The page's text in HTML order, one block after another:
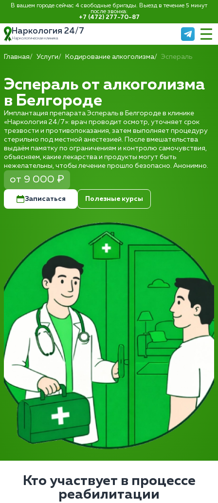
В вашем городе сейчас 4 свободные бригады. Выезд в течение 5 минут
после звонка:
+7 (472) 277-70-87
Наркология 24/7
Наркологическая клиника
Главная Услуги Кодирование алкоголизма Эспераль
Эспераль от алкоголизма
в Белгороде
Имплантация препарата Эспераль в Белгороде в клинике
«Наркология 24/7»: врач проводит осмотр, уточняет срок
трезвости и противопоказания, затем выполняет процедуру
стерильно под местной анестезией. После вмешательства
выдаём памятку по ограничениям и контролю самочувствия,
объясняем, какие лекарства и продукты могут быть
нежелательны, чтобы лечение прошло безопасно. Анонимно.
от 9 000 ₽
Записаться Полезные курсы
Кто участвует в процессе
реабилитации